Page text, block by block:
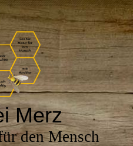
Merz
den Mensch